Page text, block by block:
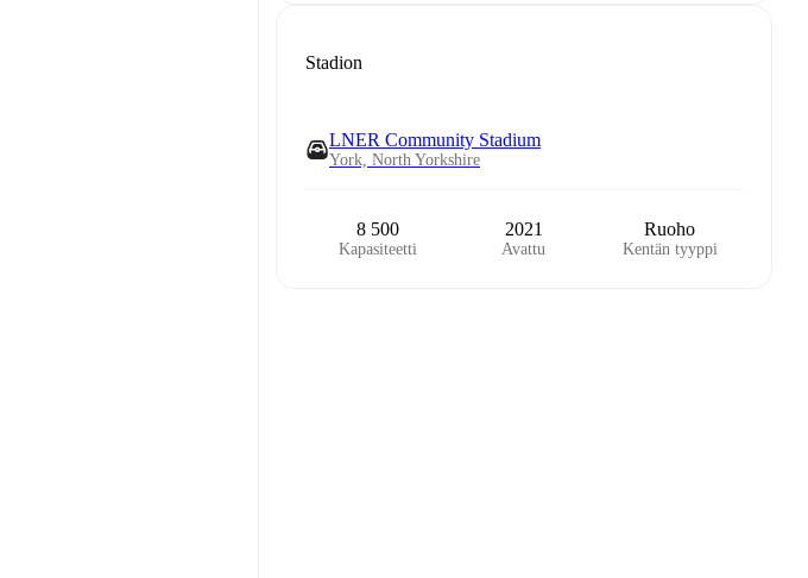
Stadion
LNER Community Stadium
York, North Yorkshire
8 500
Kapasiteetti
2021
Avattu
Ruoho
Kentän tyyppi